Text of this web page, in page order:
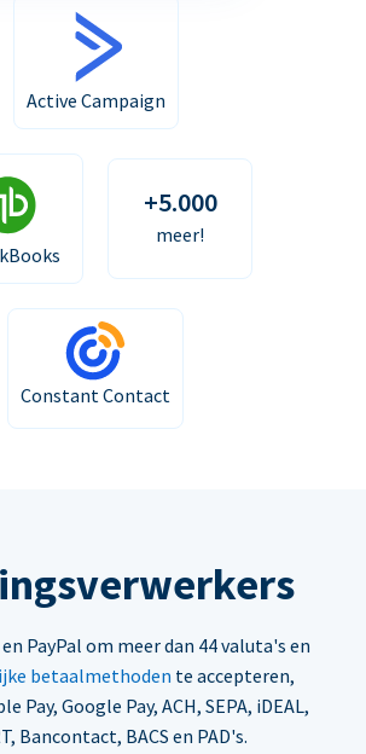
Active Campaign
+5.000
meer!
Constant Contact
PayPal om meer dan 44 valuta's en
betaalmethoden te accepteren,
Pay, Google Pay, ACH, SEPA, iDEAL,
Bancontact, BACS en PAD's.